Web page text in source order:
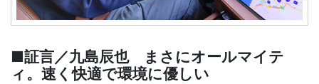
■証言／九島辰也 まさにオールマイテ
ィ。速く快適で環境に優しい